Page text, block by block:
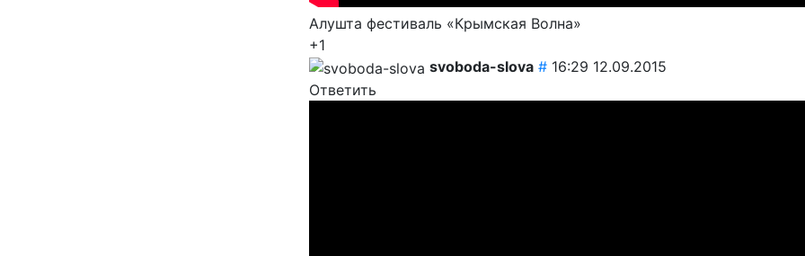
Алушта фестиваль «Крымская Волна»
+1
svoboda-slova # 16:29 12.09.2015
Ответить